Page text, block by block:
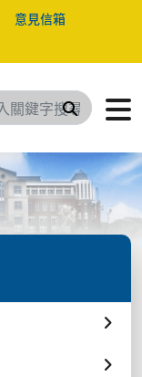
意見信箱
搜尋